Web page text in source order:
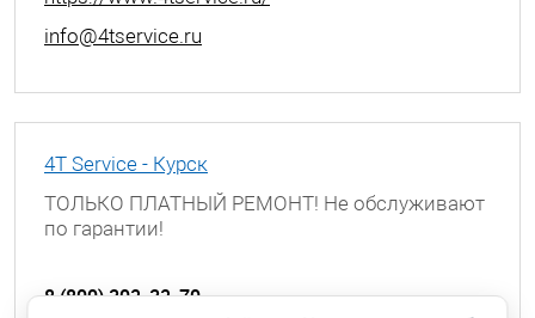
info@4tservice.ru
4T Service - Курск
ТОЛЬКО ПЛАТНЫЙ РЕМОНТ! Не обслуживают
по гарантии!
8 (800) 302-32-70